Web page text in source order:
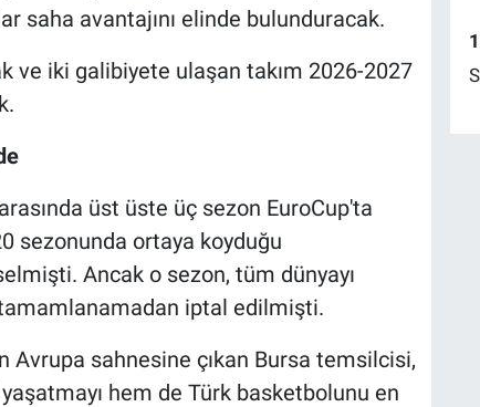
saha avantajını elinde bulunduracak.
ve iki galibiyete ulaşan takım 2026-2027
üst üste üç sezon EuroCup'ta
sezonunda ortaya koyduğu
Ancak o sezon, tüm dünyayı
iptal edilmişti.
Avrupa sahnesine çıkan Bursa temsilcisi,
hem de Türk basketbolunu en